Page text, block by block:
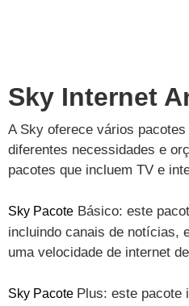
Sky Internet
A Sky oferece vários
diferentes necessidades e
pacotes que incluem TV e
Sky Pacote Básico: este
incluindo canais de notícias,
uma velocidade de internet
Sky Pacote Plus: este pacote